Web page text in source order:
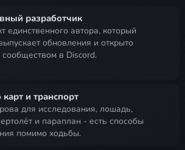
разработчик
обновления и открыто
в Discord.
и транспорт
и параплан - есть способы
помимо ходьбы.